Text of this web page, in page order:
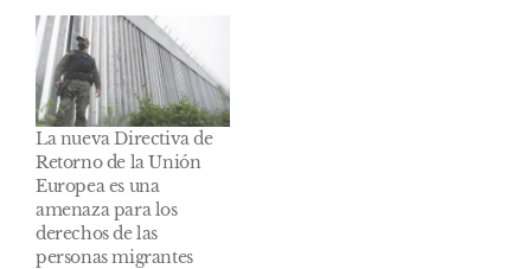
La nueva Directiva de
Retorno de la Unión
Europea es una
amenaza para los
derechos de las
personas migrantes